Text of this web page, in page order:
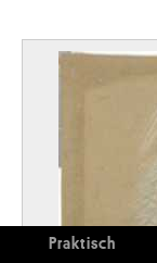
Praktisch